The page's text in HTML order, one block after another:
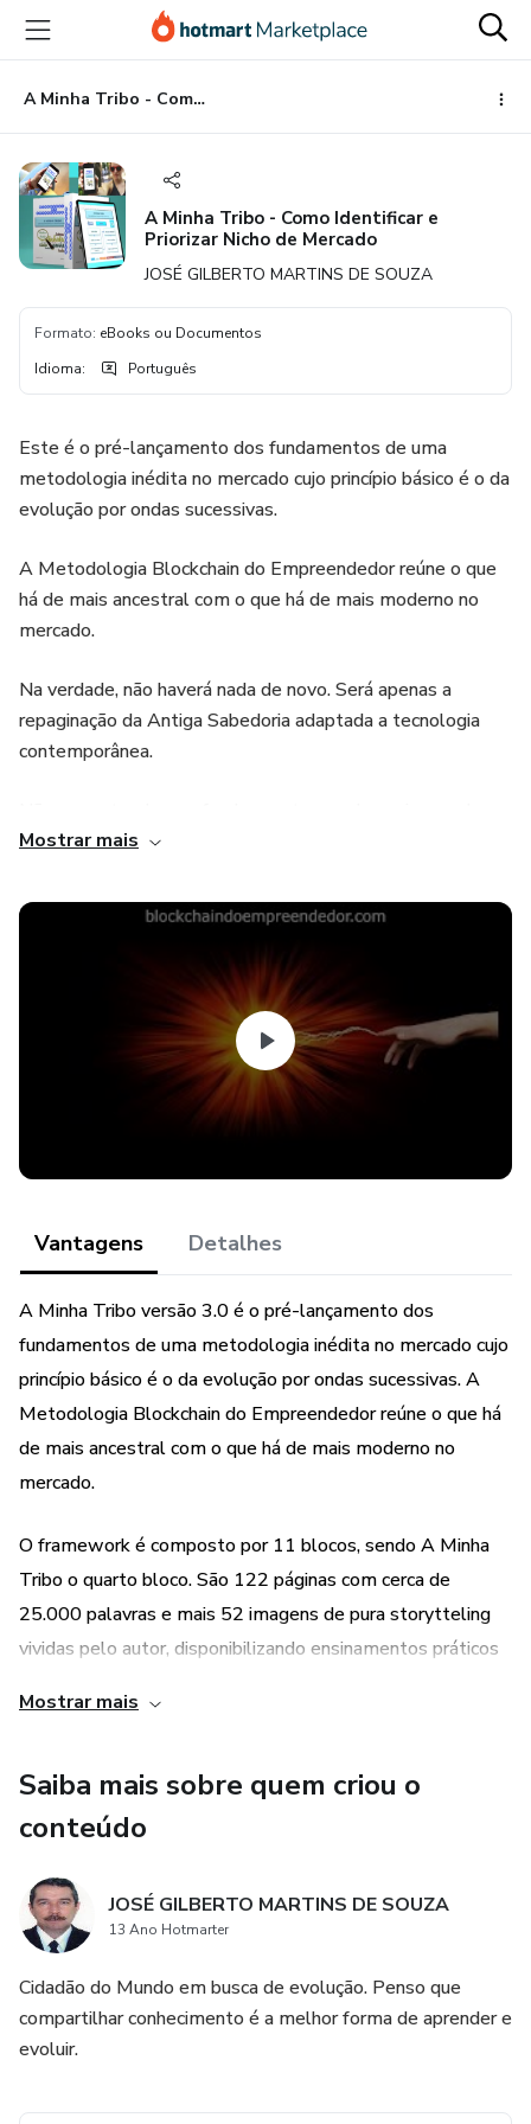
para
conteúdo
principal
para
pagamento
para
rodapé
A Minha Tribo - Como Identificar e Priorizar Nicho de Mercado
A Minha Tribo - Como Identificar e
Priorizar Nicho de Mercado
JOSÉ GILBERTO MARTINS DE SOUZA
Formato: eBooks ou Documentos
Idioma: Português
Este é o pré-lançamento dos fundamentos de uma
metodologia inédita no mercado cujo princípio básico é o da
evolução por ondas sucessivas.
A Metodologia Blockchain do Empreendedor reúne o que
há de mais ancestral com o que há de mais moderno no
mercado.
Na verdade, não haverá nada de novo. Será apenas a
repaginação da Antiga Sabedoria adaptada a tecnologia
contemporânea.
passos a serem seguidos, mas apenas indicar o esquema
gradualmente. Seria estéril a tentativa de mergulhar mais
fundo sem o entendimento do conceito geral.
Aproveitamos as dores de muitas pessoas no sentido de
identificar e priorizar os nichos de mercado, sendo hoje já
denominado apropriadamente como A Tribo, para
demostrar como funciona o processo.
Empreendedorismo
Este produto não garante a obtenção de resultados.
Qualquer referência ao desempenho de uma estratégia não
deve ser interpretada como uma garantia de resultados
Mostrar mais
Vantagens Detalhes
A Minha Tribo versão 3.0 é o pré-lançamento dos
fundamentos de uma metodologia inédita no mercado cujo
princípio básico é o da evolução por ondas sucessivas. A
Metodologia Blockchain do Empreendedor reúne o que há
de mais ancestral com o que há de mais moderno no
mercado.
O framework é composto por 11 blocos, sendo A Minha
Tribo o quarto bloco. São 122 páginas com cerca de
25.000 palavras e mais 52 imagens de pura storytteling
vividas pelo autor, disponibilizando ensinamentos práticos
militares; Governança Corporativa; auditorias ISO 9.000;
Nicho – Tribos; enfim, muita prática com fundamentos
sólidos do esoterismo e do empreendedorismo.
Estão sendo sugeridos 20 critérios para identificação e
priorização de palavras-chave. Após as filtragens, é lícito
afirmar que o usuário terá disponível uma relação em
ordem de prioridade de seus melhores nicho realizado de
forma objetiva e mensurável, permitindo economia de
recursos em anúncios direcionado a públicos específicos em
Mostrar mais
Saiba mais sobre quem criou o
conteúdo
JOSÉ GILBERTO MARTINS DE SOUZA
13 Ano Hotmarter
Cidadão do Mundo em busca de evolução. Penso que
compartilhar conhecimento é a melhor forma de aprender e
evoluir.